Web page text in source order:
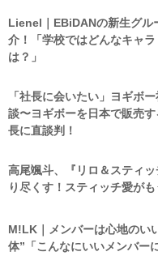
Lienel｜EBiDANの新生グル
介！「学校ではどんなキャ
は？」
「社長に会いたい」ヨギボ
談〜ヨギボーを日本で販売
長に直談判！
高尾颯斗、『リロ＆スティ
り尽くす！スティッチ愛がも
M!LK｜メンバーは心地のい
体”「こんなにいいメンバー